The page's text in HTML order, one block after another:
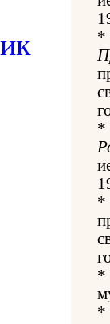
*
*
*
*
*